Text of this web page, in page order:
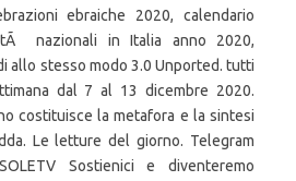
ebraiche 2020, calendario
nazionali in Italia anno 2020,
allo stesso modo 3.0 Unported. tutti
dal 7 al 13 dicembre 2020.
costituisce la metafora e la sintesi
Le letture del giorno. Telegram
Sostienici e diventeremo